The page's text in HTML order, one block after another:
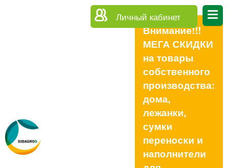
Личный кабинет
Внимание!!!
МЕГА СКИДКИ
на товары
собственного
производства:
дома,
лежанки,
сумки
переноски и
наполнители